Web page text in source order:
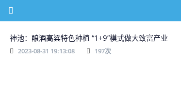
神池：酿酒高粱特色种植 “1+9”模式做大致富产业
2023-08-31 19:13:08 197次